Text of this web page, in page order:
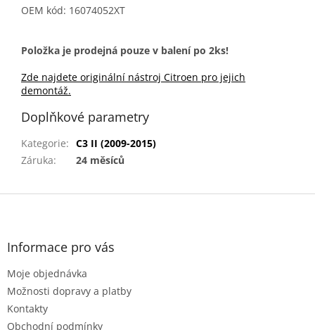
OEM kód: 16074052XT
Položka je prodejná pouze v balení po 2ks!
Zde najdete originální nástroj Citroen pro jejich
demontáž.
Doplňkové parametry
Kategorie: C3 II (2009-2015)
Záruka: 24 měsíců
Z
Informace pro vás
Moje objednávka
Možnosti dopravy a platby
Kontakty
Obchodní podmínky